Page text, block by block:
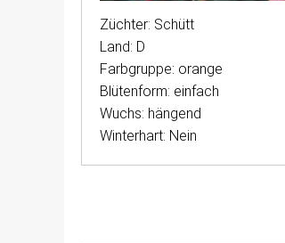
Züchter: Schütt
Land: D
Farbgruppe: orange
Blütenform: einfach
Wuchs: hängend
Winterhart: Nein